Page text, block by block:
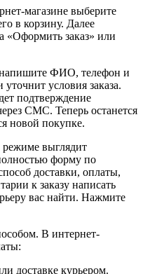
магазине выберите
в корзину. Далее
«Оформить заказ» или
напишите ФИО, телефон и
условия заказа.
подтверждение
СМС. Теперь останется
новой покупке.
режиме выглядит
форму по
доставки, оплаты,
к заказу написать
вас найти. Нажмите
В интернет-
доставке курьером.